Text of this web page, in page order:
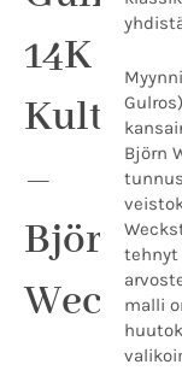
14K
–
Björn
Weckström
määrä
Björn
tehnyt
malli